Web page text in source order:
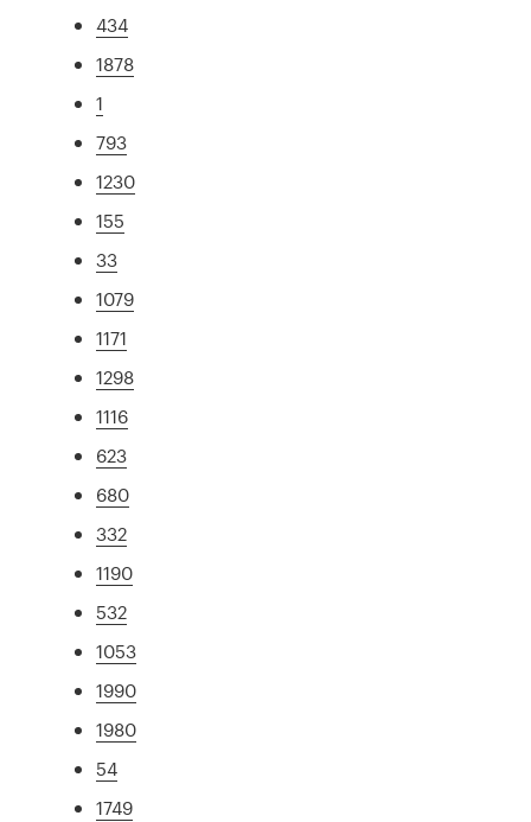
434
1878
1
793
1230
155
33
1079
1171
1298
1116
623
680
332
1190
532
1053
1990
1980
54
1749